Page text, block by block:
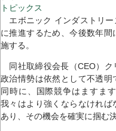
トピックス
エボニック インダストリー
に推進するため、今後数年
施する。
同社取締役会長（CEO）ク
政治情勢は依然として不透明
同時に、国際競争はますま
我々はより強くならなけれ
あり、その機会を確実に掴む